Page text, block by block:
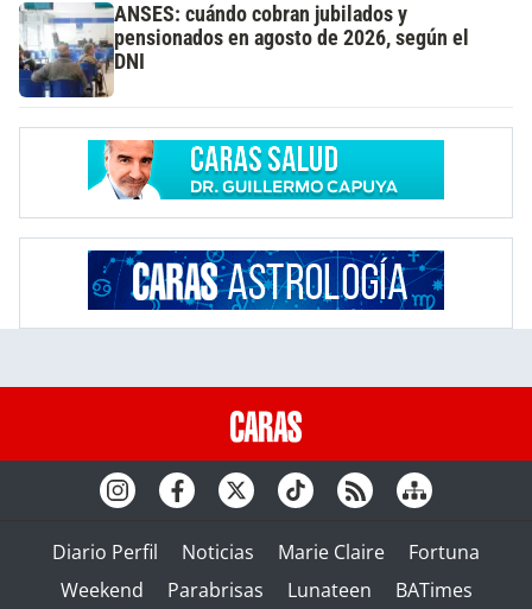
ANSES: cuándo cobran jubilados y
pensionados en agosto de 2026, según el
DNI
Diario Perfil Noticias Marie Claire
Fortuna
Weekend
Parabrisas Lunateen BATimes